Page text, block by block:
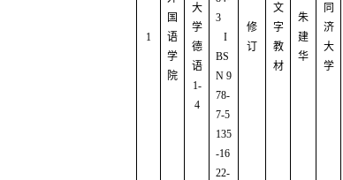
1
国
语
学
院
大
学
德
语
1-
4
3
I
BS
N 9
78-
7-5
135
-16
22-
修
订
文
字
教
材
朱
建
华
同
济
大
学